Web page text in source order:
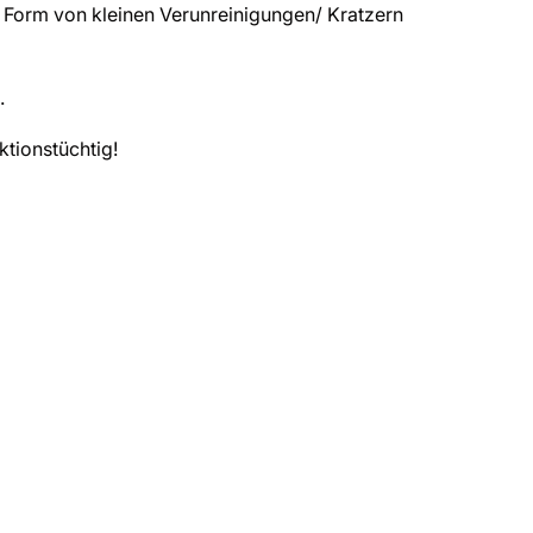
von kleinen Verunreinigungen/ Kratzern